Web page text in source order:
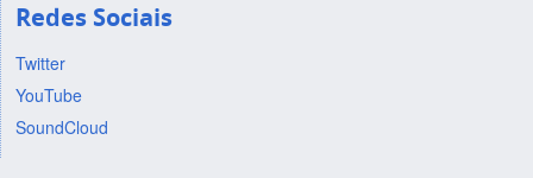
Redes Sociais
Twitter
YouTube
SoundCloud